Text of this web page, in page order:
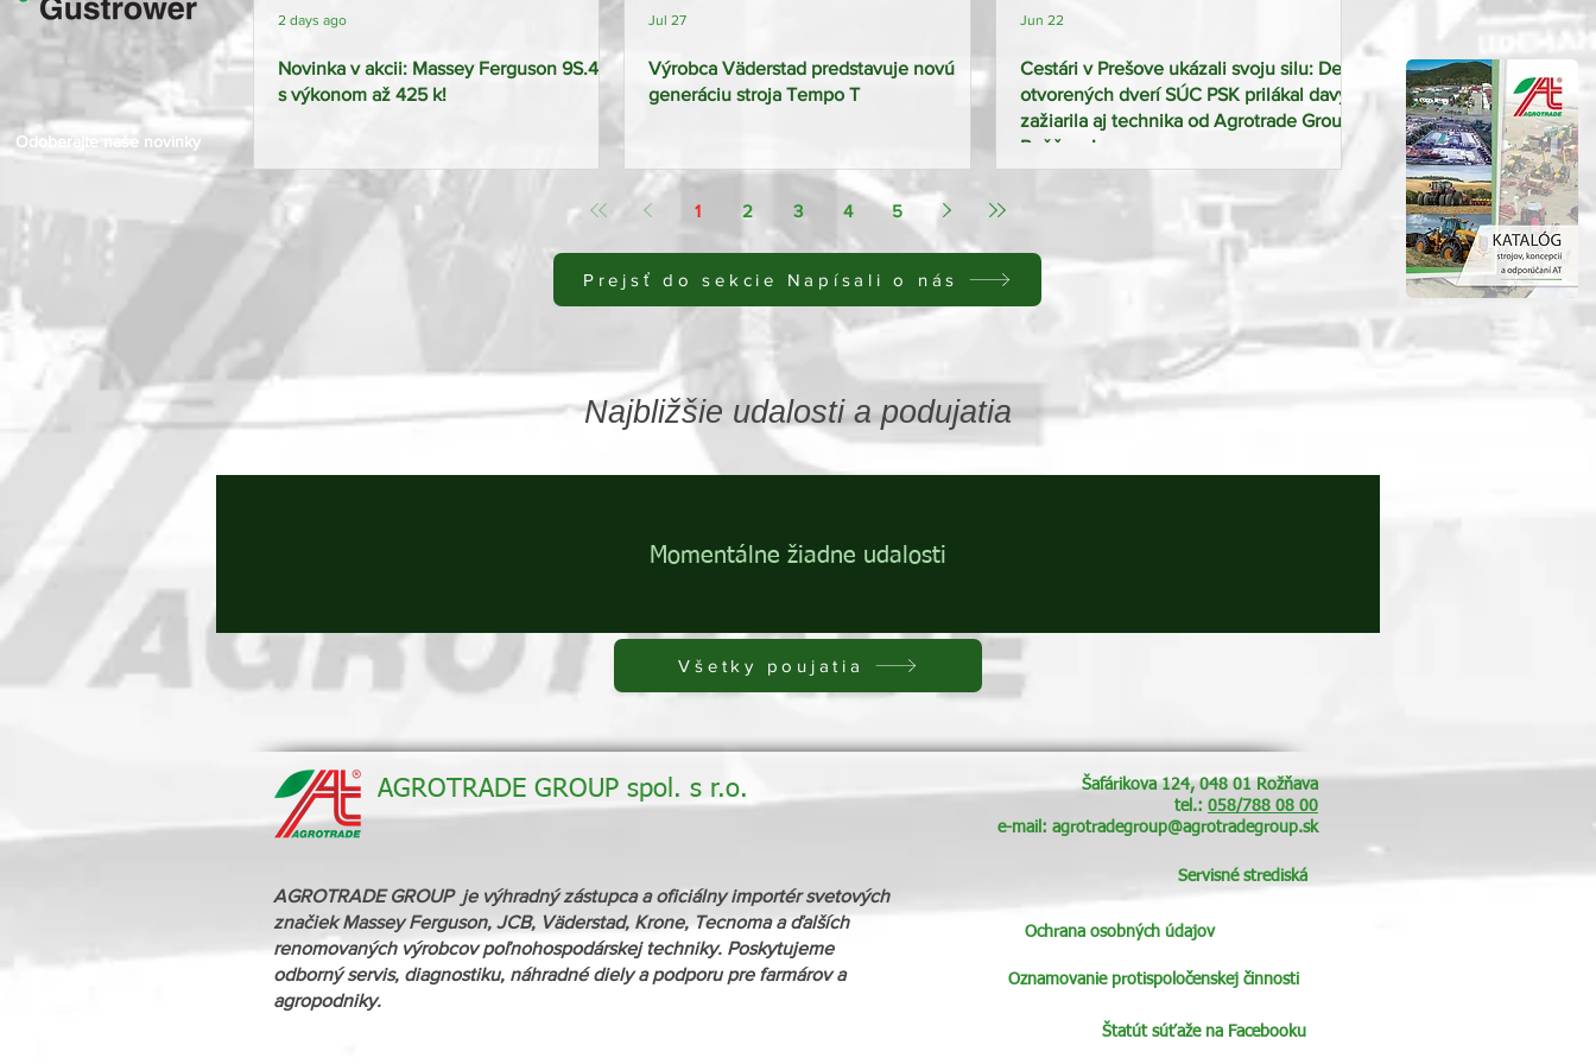
Novinka v akcii: Massey Ferguson 9S.425
s výkonom až 425 k!
2 days ago
Výrobca Väderstad predstavuje novú
generáciu stroja Tempo T
Jul 27
Cestári v Prešove ukázali svoju silu: Deň
otvorených dverí SÚC PSK prilákal davy,
zažiarila aj technika od Agrotrade Group
Rožňava!
Jun 22
1 2 3 4 5
Prejsť do sekcie Napísali o nás
Najbližšie udalosti a podujatia
Momentálne žiadne udalosti
Všetky poujatia
Odoberajte naše novinky
AGROTRADE GROUP spol. s r.o.
Šafárikova 124, 048 01 Rožňava
tel.: 058/788 08 00
e-mail: agrotradegroup@agrotradegroup.sk
AGROTRADE GROUP je výhradný zástupca a oficiálny importér svetových
značiek Massey Ferguson, JCB, Väderstad, Krone, Tecnoma a ďalších
renomovaných výrobcov poľnohospodárskej techniky. Poskytujeme
odborný servis, diagnostiku, náhradné diely a podporu pre farmárov a
agropodniky.
Servisné strediská
Ochrana osobných údajov
Oznamovanie protispoločenskej činnosti
Štatút súťaže na Facebooku